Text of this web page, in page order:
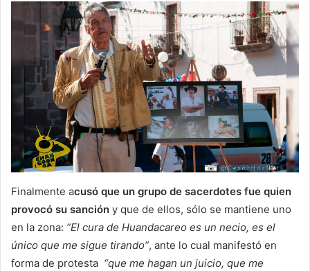
Finalmente acusó que un grupo de sacerdotes fue quien
provocó su sanción y que de ellos, sólo se mantiene uno
en la zona: “El cura de Huandacareo es un necio, es el
único que me sigue tirando”, ante lo cual manifestó en
forma de protesta “que me hagan un juicio, que me